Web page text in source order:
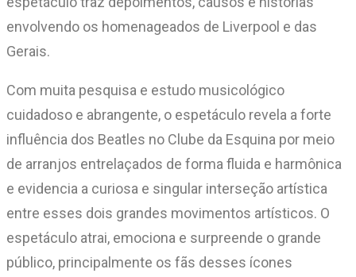
envolvendo os homenageados de Liverpool e das
Gerais.
Com muita pesquisa e estudo musicológico
cuidadoso e abrangente, o espetáculo revela a forte
influência dos Beatles no Clube da Esquina por meio
de arranjos entrelaçados de forma fluida e harmônica
e evidencia a curiosa e singular interseção artística
entre esses dois grandes movimentos artísticos. O
espetáculo atrai, emociona e surpreende o grande
público, principalmente os fãs desses ícones